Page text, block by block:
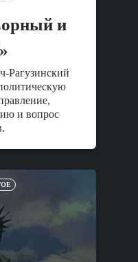
и
Рагузинский
и вопрос